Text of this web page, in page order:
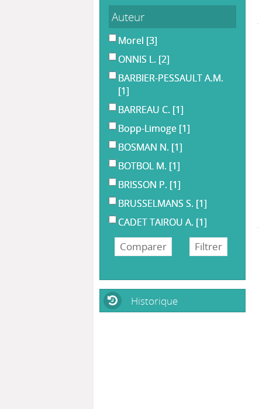
Auteur
Morel [3]
ONNIS L. [2]
BARBIER-PESSAULT A.M.
[1]
BARREAU C. [1]
Bopp-Limoge [1]
BOSMAN N. [1]
BOTBOL M. [1]
BRISSON P. [1]
BRUSSELMANS S. [1]
CADET TAIROU A. [1]
Historique